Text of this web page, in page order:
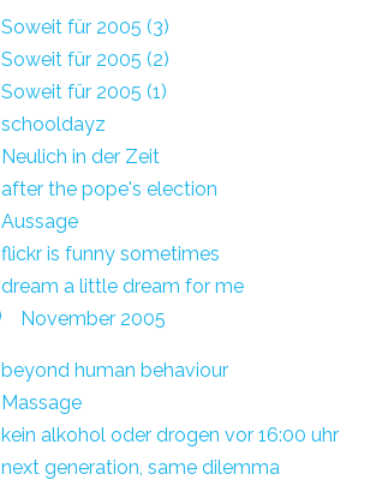
Soweit für 2005 (3)
Soweit für 2005 (2)
Soweit für 2005 (1)
schooldayz
Neulich in der Zeit
after the pope's election
Aussage
flickr is funny sometimes
dream a little dream for me
November 2005
beyond human behaviour
Massage
kein alkohol oder drogen vor 16:00 uhr
next generation, same dilemma